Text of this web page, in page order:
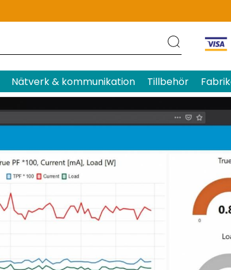
Nätverk & kommunikation Tillbehör